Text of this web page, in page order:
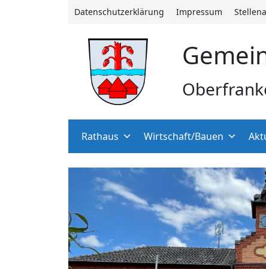
Datenschutzerklärung Impressum
Rathaus Wirtschaft/Bauen